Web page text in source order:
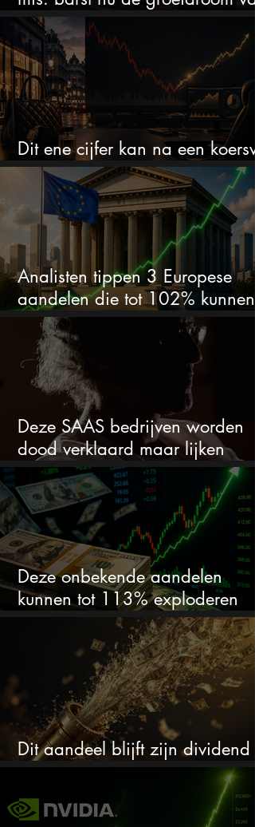
het defensiebedrijf?
Dit ene cijfer kan na een
van 50% alles veranderen
Analisten tippen 3 Europese
aandelen die tot 102% kunnen
stijgen
Deze SAAS bedrijven worden
dood verklaard maar lijken
springlevend
Deze onbekende aandelen
kunnen tot 113% exploderen
(één springt eruit)
Dit aandeel blijft zijn dividend
verhogen, wat er ook gebeurt